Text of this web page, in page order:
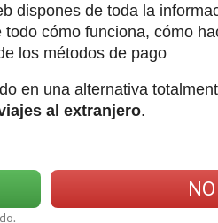
dispones de toda la
cómo funciona, cómo
los métodos de pago
en una alternativa
al extranjero.
NO